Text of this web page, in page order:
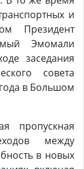
и
Президент
Эмомали
заседания
совета
в Большом
пропускная
между
в новых